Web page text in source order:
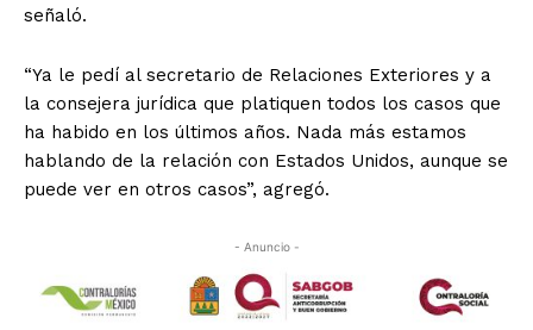
señaló.
“Ya le pedí al secretario de Relaciones Exteriores y a
la consejera jurídica que platiquen todos los casos que
ha habido en los últimos años. Nada más estamos
hablando de la relación con Estados Unidos, aunque se
puede ver en otros casos”, agregó.
- Anuncio -